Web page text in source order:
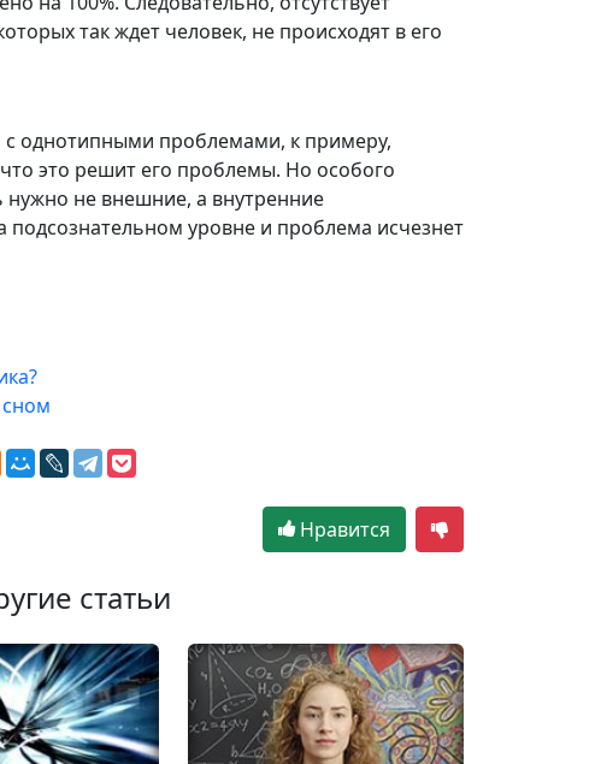
так ждет человек, не происходят в его
с однотипными проблемами, к примеру,
это решит его проблемы. Но особого
нужно не внешние, а внутренние
подсознательном уровне и проблема исчезнет
Нравится
статьи